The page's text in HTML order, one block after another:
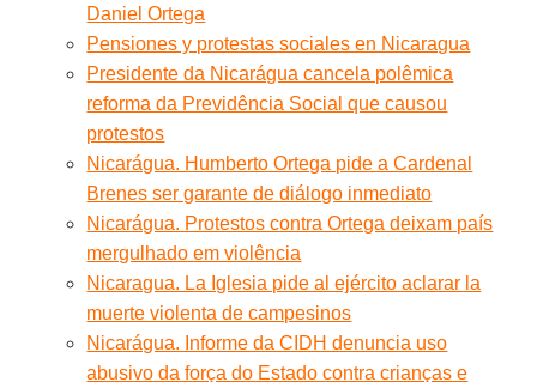
Daniel Ortega
Pensiones y protestas sociales en Nicaragua
Presidente da Nicarágua cancela polêmica
reforma da Previdência Social que causou
protestos
Nicarágua. Humberto Ortega pide a Cardenal
Brenes ser garante de diálogo inmediato
Nicarágua. Protestos contra Ortega deixam país
mergulhado em violência
Nicaragua. La Iglesia pide al ejército aclarar la
muerte violenta de campesinos
Nicarágua. Informe da CIDH denuncia uso
abusivo da força do Estado contra crianças e